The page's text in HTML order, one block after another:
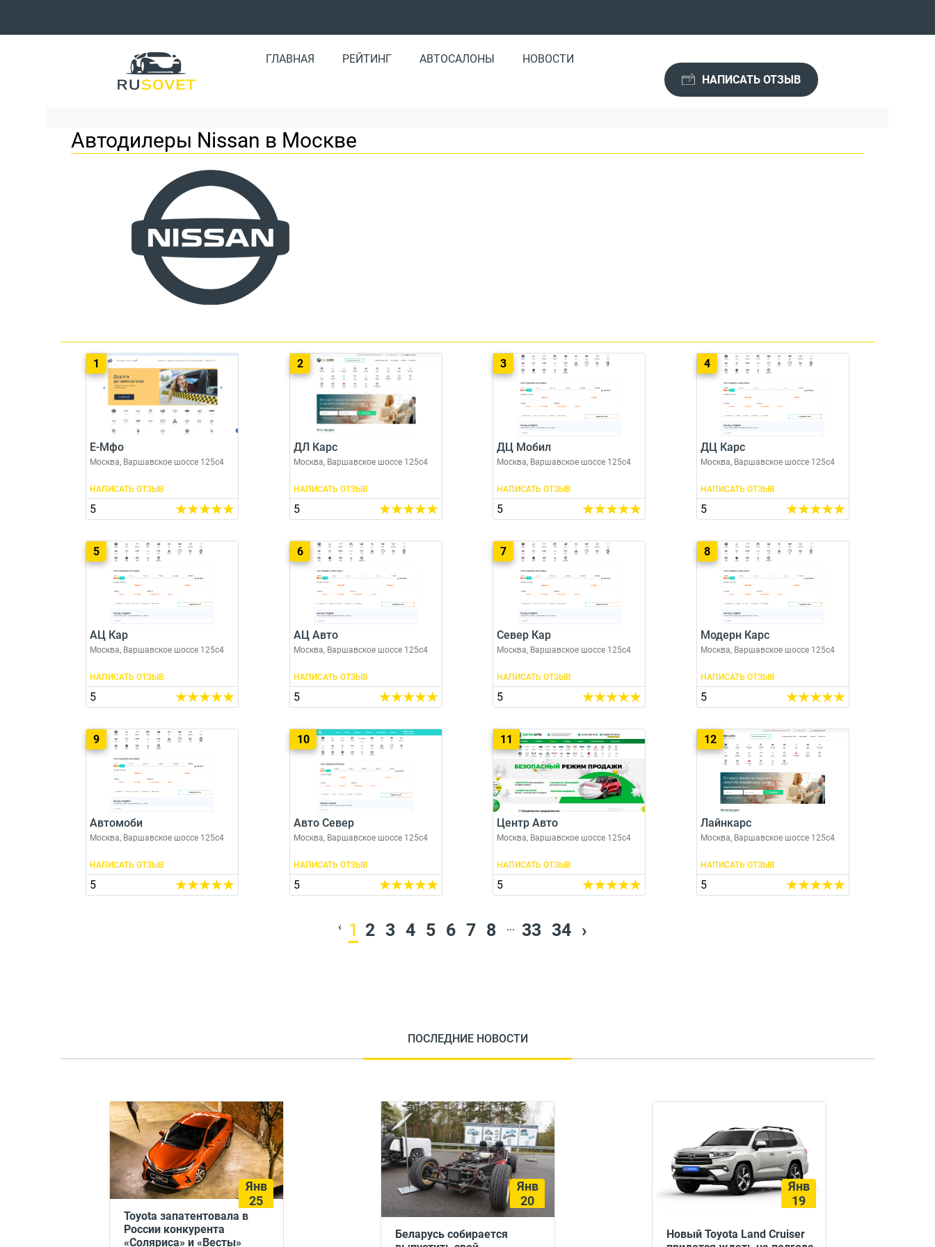
ГЛАВНАЯ РЕЙТИНГ АВТОСАЛОНЫ
НОВОСТИ
НАПИСАТЬ ОТЗЫВ
Автодилеры Nissan в Москве
1
Е-Мфо
Москва, Варшавское шоссе 125с4
НАПИСАТЬ ОТЗЫВ
5
2
ДЛ Карс
Москва, Варшавское шоссе 125с4
НАПИСАТЬ ОТЗЫВ
5
3
ДЦ Мобил
Москва, Варшавское шоссе 125с4
НАПИСАТЬ ОТЗЫВ
5
4
ДЦ Карс
Москва, Варшавское шоссе 125с4
НАПИСАТЬ ОТЗЫВ
5
5
АЦ Кар
Москва, Варшавское шоссе 125с4
НАПИСАТЬ ОТЗЫВ
5
6
АЦ Авто
Москва, Варшавское шоссе 125с4
НАПИСАТЬ ОТЗЫВ
5
7
Север Кар
Москва, Варшавское шоссе 125с4
НАПИСАТЬ ОТЗЫВ
5
8
Модерн Карс
Москва, Варшавское шоссе 125с4
НАПИСАТЬ ОТЗЫВ
5
9
Автомоби
Москва, Варшавское шоссе 125с4
НАПИСАТЬ ОТЗЫВ
5
10
Авто Север
Москва, Варшавское шоссе 125с4
НАПИСАТЬ ОТЗЫВ
5
11
Центр Авто
Москва, Варшавское шоссе 125с4
НАПИСАТЬ ОТЗЫВ
5
12
Лайнкарс
Москва, Варшавское шоссе 125с4
НАПИСАТЬ ОТЗЫВ
5
‹ 1 2 3 4 5 6 7 8 ... 33 34 ›
ПОСЛЕДНИЕ НОВОСТИ
Янв
25
Toyota запатентовала в
России конкурента
«Соляриса» и «Весты»
Янв
20
Беларусь собирается
Янв
19
Новый Toyota Land Cruiser